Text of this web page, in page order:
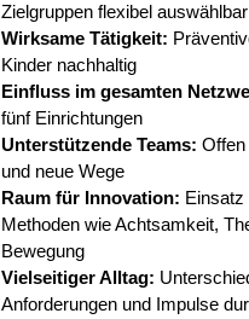
Zielgruppen flexibel auswählbar
Wirksame Tätigkeit:
Kinder nachhaltig
Einfluss im gesamten
fünf Einrichtungen
Unterstützende Teams:
und neue Wege
Raum für Innovation: Einsatz
Methoden wie Achtsamkeit,
Bewegung
Vielseitiger Alltag:
Anforderungen und Impulse